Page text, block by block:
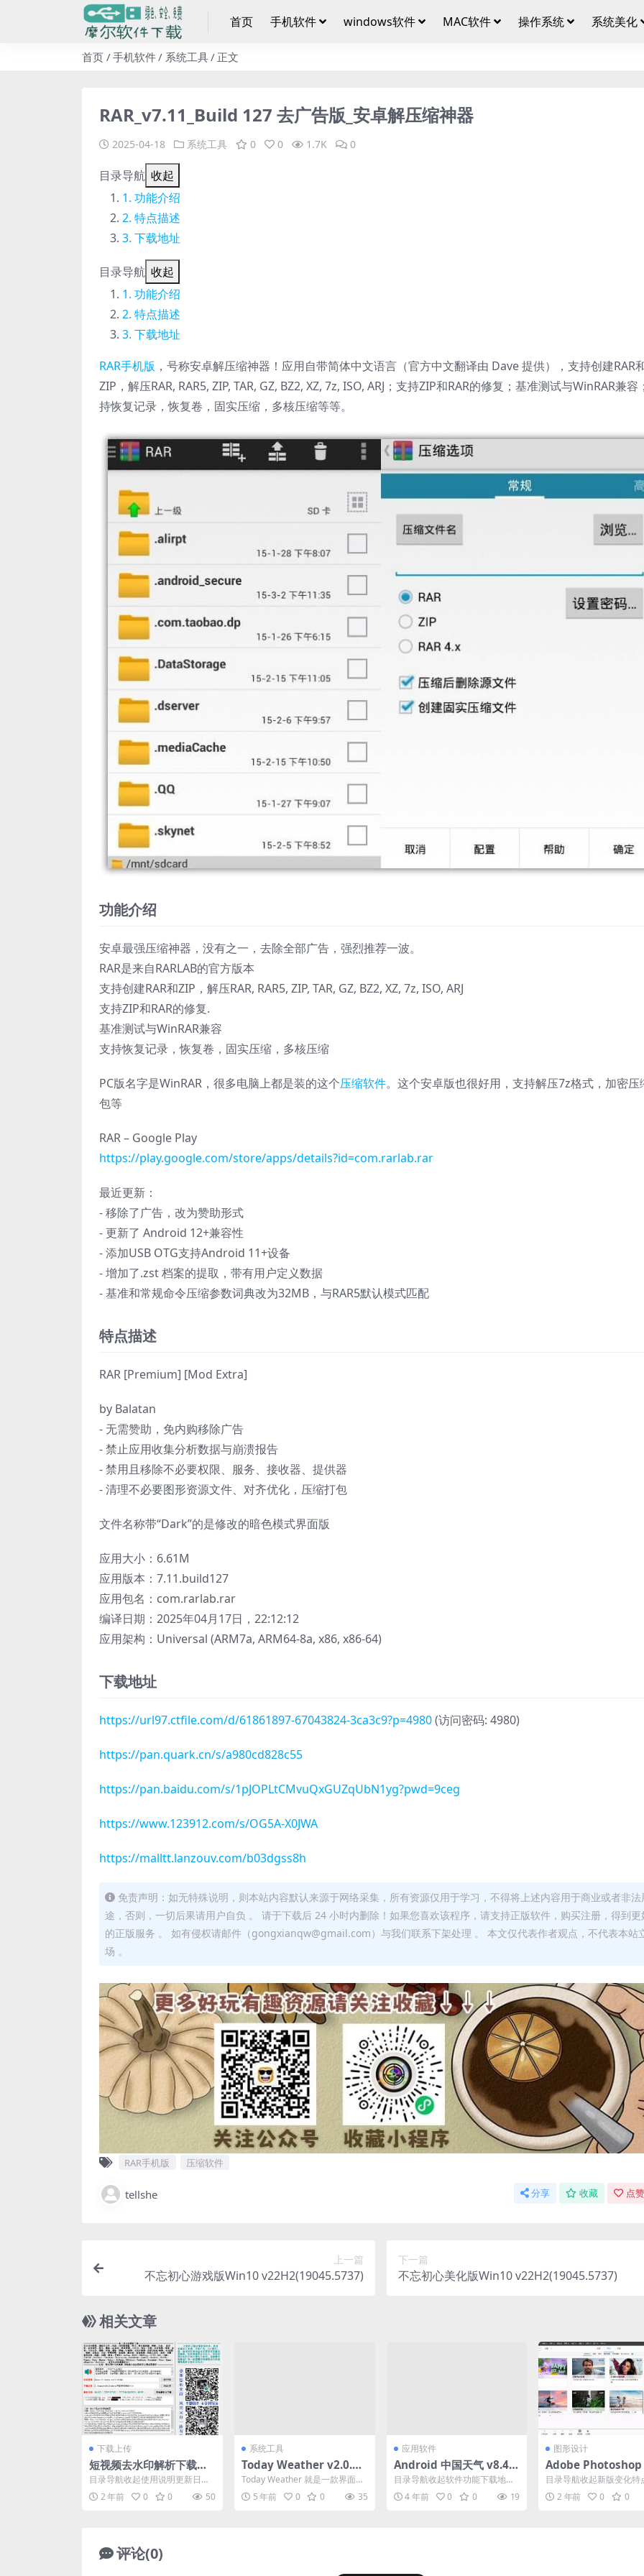
首页 手机软件 windows软件 MAC软件 操作系统 系统美化
首页 手机软件 系统工具 正文
RAR_v7.11_Build 127 去广告版_安卓解压缩神器
2025-04-18 系统工具 0 0 1.7K 0
目录导航 收起
功能介绍
特点描述
下载地址
目录导航 收起
功能介绍
特点描述
下载地址
RAR手机版 ，号称安卓解压缩神器！应用自带简体中文语言（官方中文翻译由 Dave 提供），支持创建RAR
ZIP，解压RAR, RAR5, ZIP, TAR, GZ, BZ2, XZ, 7z, ISO, ARJ；支持ZIP和RAR的修复；基准测试与WinRAR兼容
持恢复记录，恢复卷，固实压缩，多核压缩等等。
功能介绍
安卓最强压缩神器，没有之一，去除全部广告，强烈推荐一波。
RAR是来自RARLAB的官方版本
支持创建RAR和ZIP，解压RAR, RAR5, ZIP, TAR, GZ, BZ2, XZ, 7z, ISO, ARJ
支持ZIP和RAR的修复.
基准测试与WinRAR兼容
支持恢复记录，恢复卷，固实压缩，多核压缩
PC版名字是WinRAR，很多电脑上都是装的这个压缩软件。这个安卓版也很好用，支持解压7z格式，加密压
包等
RAR – Google Play
https://play.google.com/store/apps/details?id=com.rarlab.rar
最近更新：
- 移除了广告，改为赞助形式
- 更新了 Android 12+兼容性
- 添加USB OTG支持Android 11+设备
- 增加了.zst 档案的提取，带有用户定义数据
- 基准和常规命令压缩参数词典改为32MB，与RAR5默认模式匹配
特点描述
RAR [Premium] [Mod Extra]
by Balatan
- 无需赞助，免内购移除广告
- 禁止应用收集分析数据与崩溃报告
- 禁用且移除不必要权限、服务、接收器、提供器
- 清理不必要图形资源文件、对齐优化，压缩打包
文件名称带“Dark”的是修改的暗色模式界面版
应用大小：6.61M
应用版本：7.11.build127
应用包名：com.rarlab.rar
编译日期：2025年04月17日，22:12:12
应用架构：Universal (ARM7a, ARM64-8a, x86, x86-64)
下载地址
https://url97.ctfile.com/d/61861897-67043824-3ca3c9?p=4980(访问密码: 4980)
https://pan.quark.cn/s/a980cd828c55
https://pan.baidu.com/s/1pJOPLtCMvuQxGUZqUbN1yg?pwd=9ceg
https://www.123912.com/s/OG5A-X0JWA
https://malltt.lanzouv.com/b03dgss8h
免责声明：如无特殊说明，则本站内容默认来源于网络采集，所有资源仅用于学习，不得将上述内容用于商业或者非法
途，否则，一切后果请用户自负 。 请于下载后 24 小时内删除！如果您喜欢该程序，请支持正版软件，购买注册，得到更
的正版服务 。 如有侵权请邮件（gongxianqw@gmail.com）与我们联系下架处理 。 本文仅代表作者观点，不代表本站
场 。
RAR手机版 压缩软件
tellshe 分享 收藏 点
上一篇
不忘初心游戏版Win10 v22H2(19045.5737)
下一篇
不忘初心美化版Win10 v22H2(19045.5737)
相关文章
下载上传
短视频去水印解析下载工
具_侠客短视频解析v5.0
目录导航收起使用说明更新日志
下载地址目录导航收起使用说明
更新日志下载地址本工具支...
2 年前 0 0 50
系统工具
Today Weather v2.0.0
去广告高级版
Today Weather 就是一款界面简
约美观，数据全面的 Android
天...5 年前 0 0 35
应用软件
Android 中国天气 v8.4.3
免登陆去广告纯净版
目录导航收起软件功能下载地址
目录导航收起软件功能下载地址
中国天气客户端(包名：c...
4 年前 0 0 19
图形设计
Adobe Photoshop
ments
目录导航收起新版变化特
系统要求下载地址目录导
新版变化特点描述系统要
2 年前 0 0
评论(0)